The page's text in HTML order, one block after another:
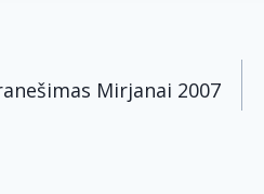
Mirjanai 2007